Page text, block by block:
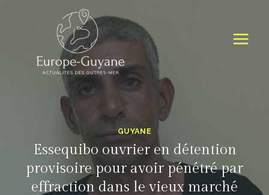
GUYANE
Essequibo ouvrier en détention
provisoire pour avoir pénétré par
effraction dans le vieux marché